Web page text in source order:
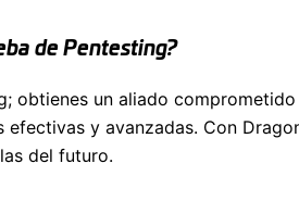
de Pentesting?
obtienes un aliado
y avanzadas. Con
del futuro.